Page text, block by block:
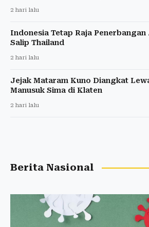
2 hari lalu
Indonesia Tetap Raja Penerbangan
Salip Thailand
2 hari lalu
Jejak Mataram Kuno Diangkat
Manusuk Sima di Klaten
2 hari lalu
Berita Nasional